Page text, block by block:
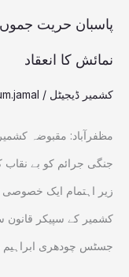
پاسبان حریت
نمائش کا انعقاد
کشمیر ڈیجیٹل /
مظفرآباد: مقبوضہ
جنگی جرائم کو بے
زیر اہتمام ایک خصوصی
کشمیر کے سپیکر
جسٹس چودھری
نمائش